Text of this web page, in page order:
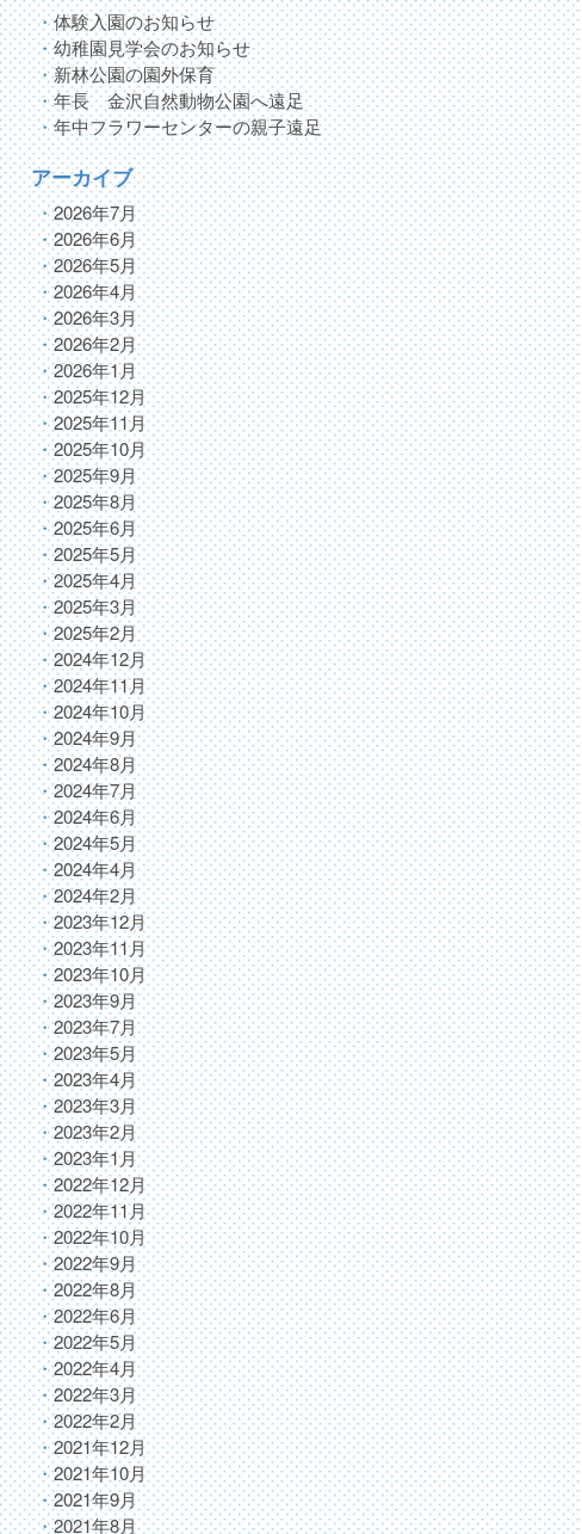
体験入園のお知らせ
幼稚園見学会のお知らせ
新林公園の園外保育
年長 金沢自然動物公園へ遠足
年中フラワーセンターの親子遠足
アーカイブ
2026年7月
2026年6月
2026年5月
2026年4月
2026年3月
2026年2月
2026年1月
2025年12月
2025年11月
2025年10月
2025年9月
2025年8月
2025年6月
2025年5月
2025年4月
2025年3月
2025年2月
2024年12月
2024年11月
2024年10月
2024年9月
2024年8月
2024年7月
2024年6月
2024年5月
2024年4月
2024年2月
2023年12月
2023年11月
2023年10月
2023年9月
2023年7月
2023年5月
2023年4月
2023年3月
2023年2月
2023年1月
2022年12月
2022年11月
2022年10月
2022年9月
2022年8月
2022年6月
2022年5月
2022年4月
2022年3月
2022年2月
2021年12月
2021年10月
2021年9月
2021年8月